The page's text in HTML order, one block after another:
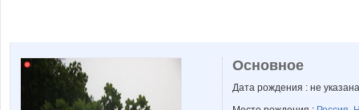
Основное
Дата рождения : не указана